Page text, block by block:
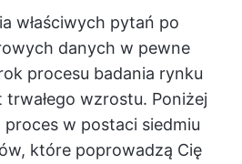
właściwych pytań po
danych w pewne
procesu badania rynku
wzrostu. Poniżej
w postaci siedmiu
które poprowadzą Cię